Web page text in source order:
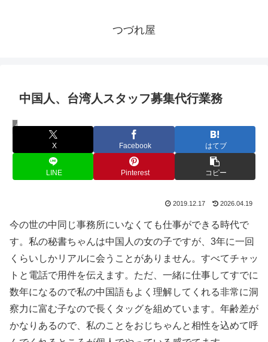
つづれ屋
中国人、台湾人スタッフ募集代行業務
仕事
X Facebook はてブ
LINE Pinterest コピー
2019.12.17 2026.04.19
今の世の中同じ事務所にいなくても仕事ができる時代で
す。私の秘書ちゃんは中国人の女の子ですが、3年に一回
くらいしかリアルに会うことがありません。すべてチャッ
トと電話で用件を伝えます。ただ、一緒に仕事してすでに
数年になるので私の中国語もよく理解してくれる非常に洞
察力に富む子なので長くタッグを組めています。年齢差が
かなりあるので、私のことをおじちゃんと相性を込めて呼